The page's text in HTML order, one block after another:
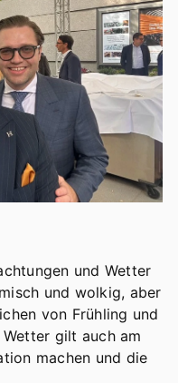
und Wetter
und wolkig, aber
von Frühling und
gilt auch am
machen und die